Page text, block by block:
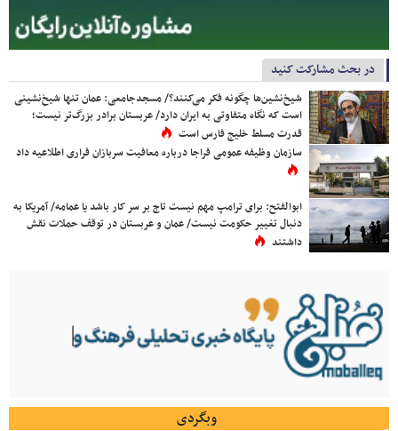
در بحث مشارکت کنید
شیخ‌نشین‌ها چگونه فکر می‌کنند؟/ مسجدجامعی: عمان تنها شیخ‌نشینی
است که نگاه متفاوتی به ایران دارد/ عربستان برادر بزرگ‌تر نیست؛
قدرت مسلط خلیج فارس است
سازمان وظیفه عمومی فراجا درباره معافیت سربازان فراری اطلاعیه داد
ابوالفتح: برای ترامپ مهم نیست تاج بر سر کار باشد یا عمامه/ آمریکا به
دنبال تغییر حکومت نیست/ عمان و عربستان در توقف حملات نقش
داشتند
وبگردی